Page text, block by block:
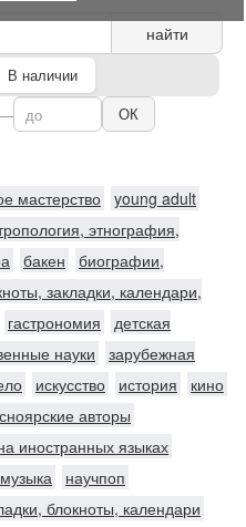
найти
В наличии
ОК
мастерство young adult
этнография,
бакен
биографии,
закладки, календари,
гастрономия
детская
науки
зарубежная
искусство история
кино
авторы
иностранных языках
музыка
научпоп
блокноты, календари